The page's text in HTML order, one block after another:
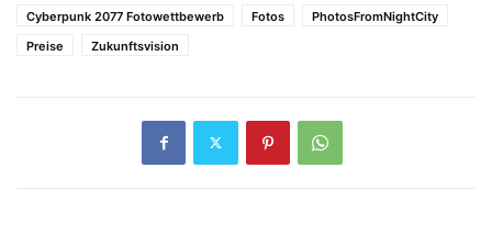
Cyberpunk 2077 Fotowettbewerb
Fotos
PhotosFromNightCity
Preise
Zukunftsvision